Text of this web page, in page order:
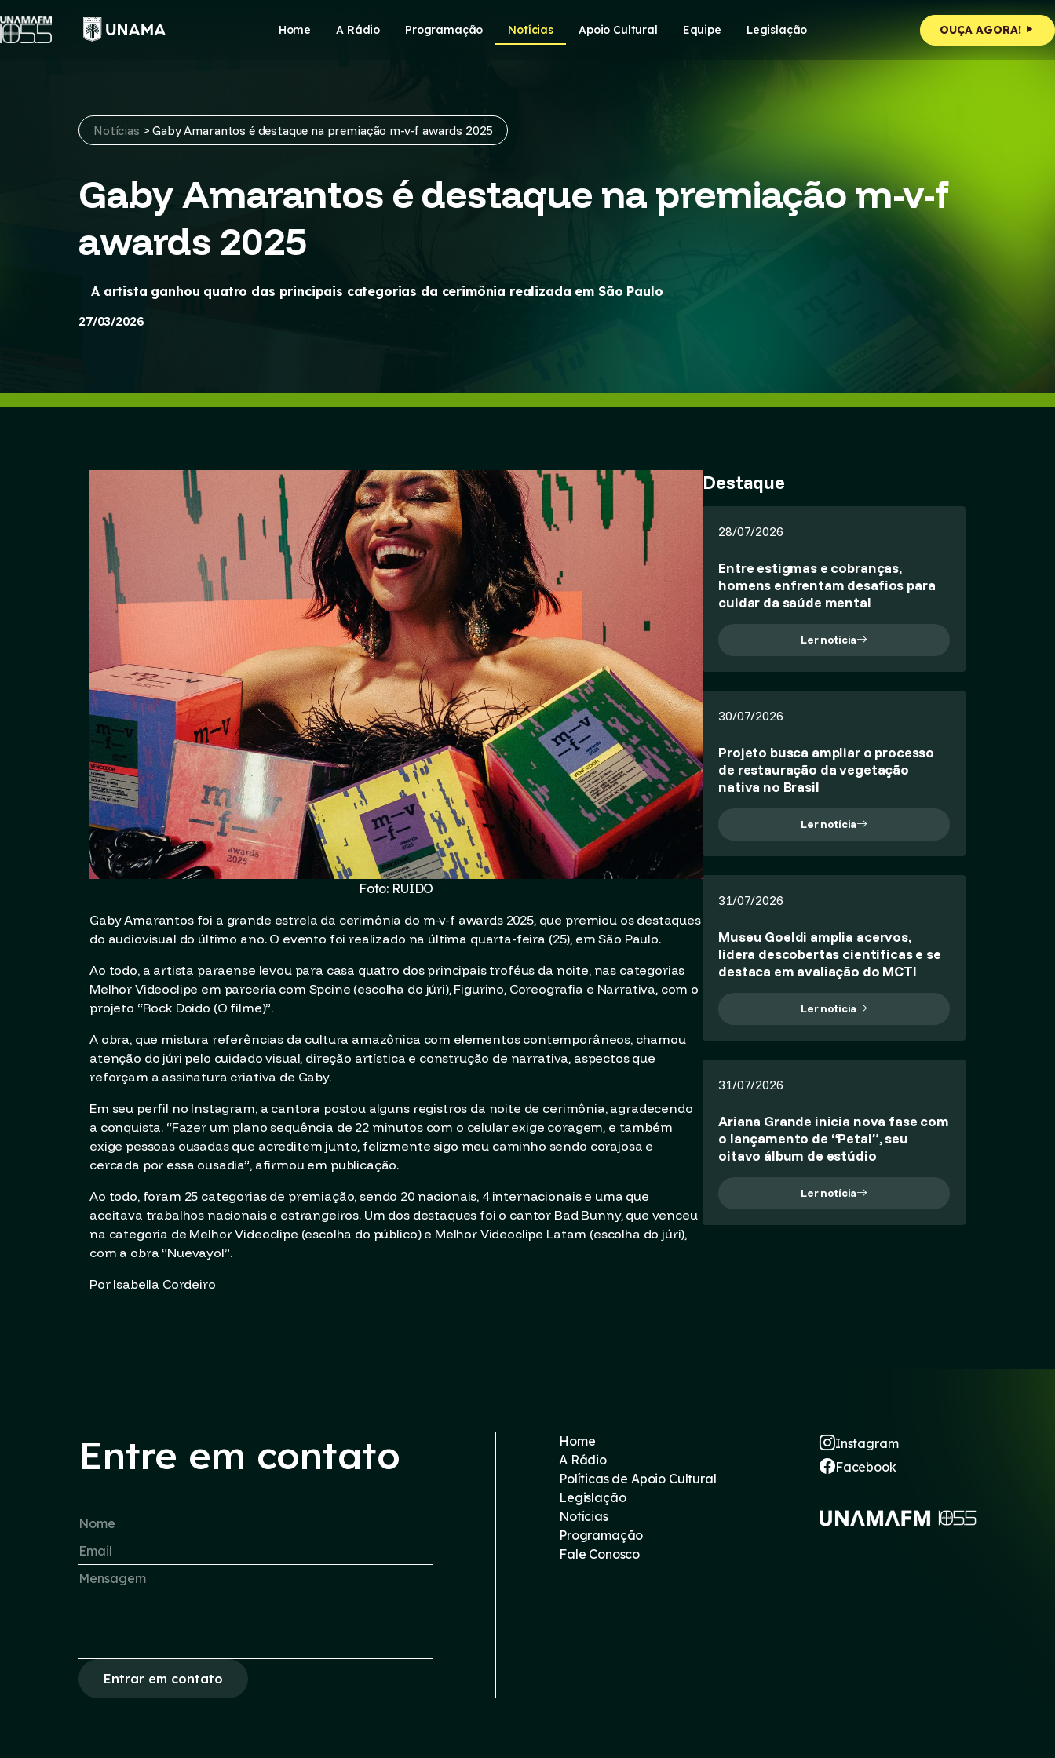
to
content
Home A Rádio Programação Notícias Apoio Cultural Equipe Legislação OUÇA AGORA!
Notícias >Gaby Amarantos é destaque na premiação m-v-f awards 2025
Gaby Amarantos é destaque na premiação m-v-f
awards 2025
A artista ganhou quatro das principais categorias da cerimônia realizada em São Paulo
27/03/2026
Foto: RUIDO
Gaby Amarantos foi a grande estrela da cerimônia do m-v-f awards 2025, que premiou os destaques
do audiovisual do último ano. O evento foi realizado na última quarta-feira (25), em São Paulo.
Ao todo, a artista paraense levou para casa quatro dos principais troféus da noite, nas categorias
Melhor Videoclipe em parceria com Spcine (escolha do júri), Figurino, Coreografia e Narrativa, com o
projeto “Rock Doido (O filme)”.
A obra, que mistura referências da cultura amazônica com elementos contemporâneos, chamou
atenção do júri pelo cuidado visual, direção artística e construção de narrativa, aspectos que
reforçam a assinatura criativa de Gaby.
Em seu perfil no Instagram, a cantora postou alguns registros da noite de cerimônia, agradecendo
a conquista. “Fazer um plano sequência de 22 minutos com o celular exige coragem, e também
exige pessoas ousadas que acreditem junto, felizmente sigo meu caminho sendo corajosa e
cercada por essa ousadia”, afirmou em publicação.
Ao todo, foram 25 categorias de premiação, sendo 20 nacionais, 4 internacionais e uma que
aceitava trabalhos nacionais e estrangeiros. Um dos destaques foi o cantor Bad Bunny, que venceu
na categoria de Melhor Videoclipe (escolha do público) e Melhor Videoclipe Latam (escolha do júri),
com a obra “Nuevayol”.
Por Isabella Cordeiro
Destaque
28/07/2026
Entre estigmas e cobranças,
homens enfrentam desafios para
cuidar da saúde mental
Ler notícia
30/07/2026
Projeto busca ampliar o processo
de restauração da vegetação
nativa no Brasil
Ler notícia
31/07/2026
Museu Goeldi amplia acervos,
lidera descobertas científicas e se
destaca em avaliação do MCTI
Ler notícia
31/07/2026
Ariana Grande inicia nova fase com
o lançamento de “Petal”, seu
oitavo álbum de estúdio
Ler notícia
Entre em contato
Entrar em contato
Home
A Rádio
Políticas de Apoio Cultural
Legislação
Notícias
Programação
Fale Conosco
Instagram
Facebook